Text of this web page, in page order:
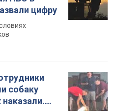
цифру
собаку